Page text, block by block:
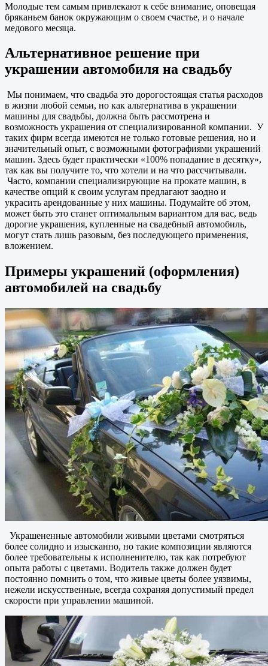
Молодые тем самым привлекают к себе внимание, оповещая
бряканьем банок окружающим о своем счастье, и о начале
медового месяца.
Альтернативное решение при
украшении автомобиля на свадьбу
Мы понимаем, что свадьба это дорогостоящая статья расходов
в жизни любой семьи, но как альтернатива в украшении
машины для свадьбы, должна быть рассмотрена и
возможность украшения от специализированной компании. У
таких фирм всегда имеются не только готовые решения, но и
значительный опыт, с возможными фотографиями украшений
машин. Здесь будет практически «100% попадание в десятку»,
так как вы получите то, что хотели и на что рассчитывали.
Часто, компании специализирующие на прокате машин, в
качестве опций к своим услугам предлагают заодно и
украсить арендованные у них машины. Подумайте об этом,
может быть это станет оптимальным вариантом для вас, ведь
дорогие украшения, купленные на свадебный автомобиль,
могут стать лишь разовым, без последующего применения,
вложением.
Примеры украшений (оформления)
автомобилей на свадьбу
Украшененные автомобили живыми цветами смотряться
более солидно и изысканно, но такие композиции являются
более требовательны к исполненителю, так как потребуют
опыта работы с цветами. Водитель также должен будет
постоянно помнить о том, что живые цветы более уязвимы,
нежели искусственные, всегда сохраняя допустимый предел
скорости при управлении машиной.